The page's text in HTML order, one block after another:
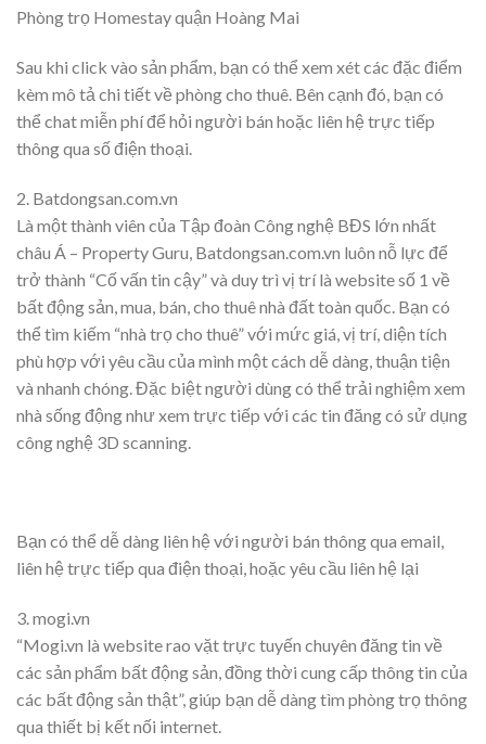
Phòng trọ Homestay quận Hoàng Mai
Sau khi click vào sản phẩm, bạn có thể xem xét các đặc điểm
kèm mô tả chi tiết về phòng cho thuê. Bên cạnh đó, bạn có
thể chat miễn phí để hỏi người bán hoặc liên hệ trực tiếp
thông qua số điện thoại.
2. Batdongsan.com.vn
Là một thành viên của Tập đoàn Công nghệ BĐS lớn nhất
châu Á – Property Guru, Batdongsan.com.vn luôn nỗ lực để
trở thành “Cố vấn tin cậy” và duy trì vị trí là website số 1 về
bất động sản, mua, bán, cho thuê nhà đất toàn quốc. Bạn có
thể tìm kiếm “nhà trọ cho thuê” với mức giá, vị trí, diện tích
phù hợp với yêu cầu của mình một cách dễ dàng, thuận tiện
và nhanh chóng. Đặc biệt người dùng có thể trải nghiệm xem
nhà sống động như xem trực tiếp với các tin đăng có sử dụng
công nghệ 3D scanning.
Bạn có thể dễ dàng liên hệ với người bán thông qua email,
liên hệ trực tiếp qua điện thoại, hoặc yêu cầu liên hệ lại
3. mogi.vn
“Mogi.vn là website rao vặt trực tuyến chuyên đăng tin về
các sản phẩm bất động sản, đồng thời cung cấp thông tin của
các bất động sản thật”, giúp bạn dễ dàng tìm phòng trọ thông
qua thiết bị kết nối internet.